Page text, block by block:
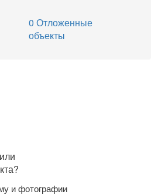
0 Отложенные
объекты
и фотографии